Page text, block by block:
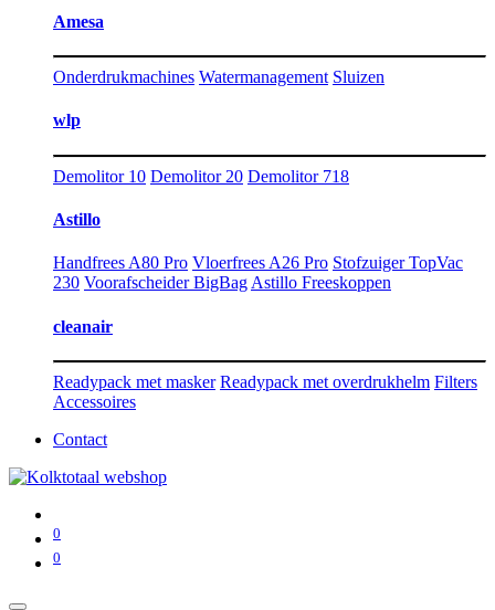
Amesa
Onderdrukmachines Watermanagement Sluizen
wlp
Demolitor 10 Demolitor 20 Demolitor 718
Astillo
Handfrees A80 Pro Vloerfrees A26 Pro Stofzuiger TopVac
230 Voorafscheider BigBag Astillo Freeskoppen
cleanair
Readypack met masker Readypack met overdrukhelm Filters
Accessoires
Contact
0
0